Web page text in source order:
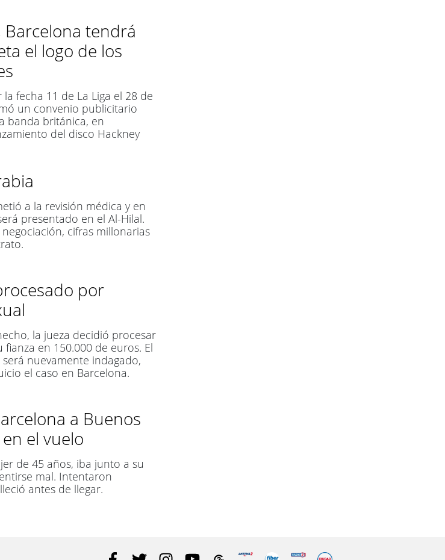
Barcelona tendrá
el logo de los
fecha 11 de La Liga el 28 de
un convenio publicitario
banda británica, en
del disco Hackney
a la revisión médica y en
presentado en el Al-Hilal.
cifras millonarias
por
la jueza decidió procesar
fianza en 150.000 de euros. El
nuevamente indagado,
el caso en Barcelona.
a Buenos
el vuelo
de 45 años, iba junto a su
mal. Intentaron
antes de llegar.